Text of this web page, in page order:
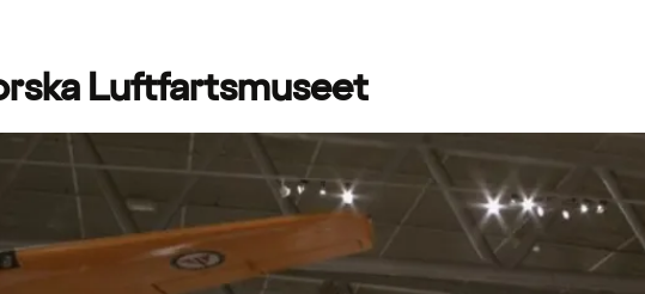
Luftfartsmuseet